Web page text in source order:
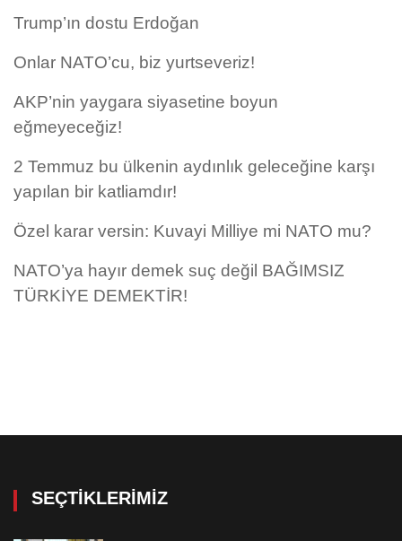
Trump’ın dostu Erdoğan
Onlar NATO’cu, biz yurtseveriz!
AKP’nin yaygara siyasetine boyun
eğmeyeceğiz!
2 Temmuz bu ülkenin aydınlık geleceğine karşı
yapılan bir katliamdır!
Özel karar versin: Kuvayi Milliye mi NATO mu?
NATO’ya hayır demek suç değil BAĞIMSIZ
TÜRKİYE DEMEKTİR!
SEÇTIKLERIMIZ